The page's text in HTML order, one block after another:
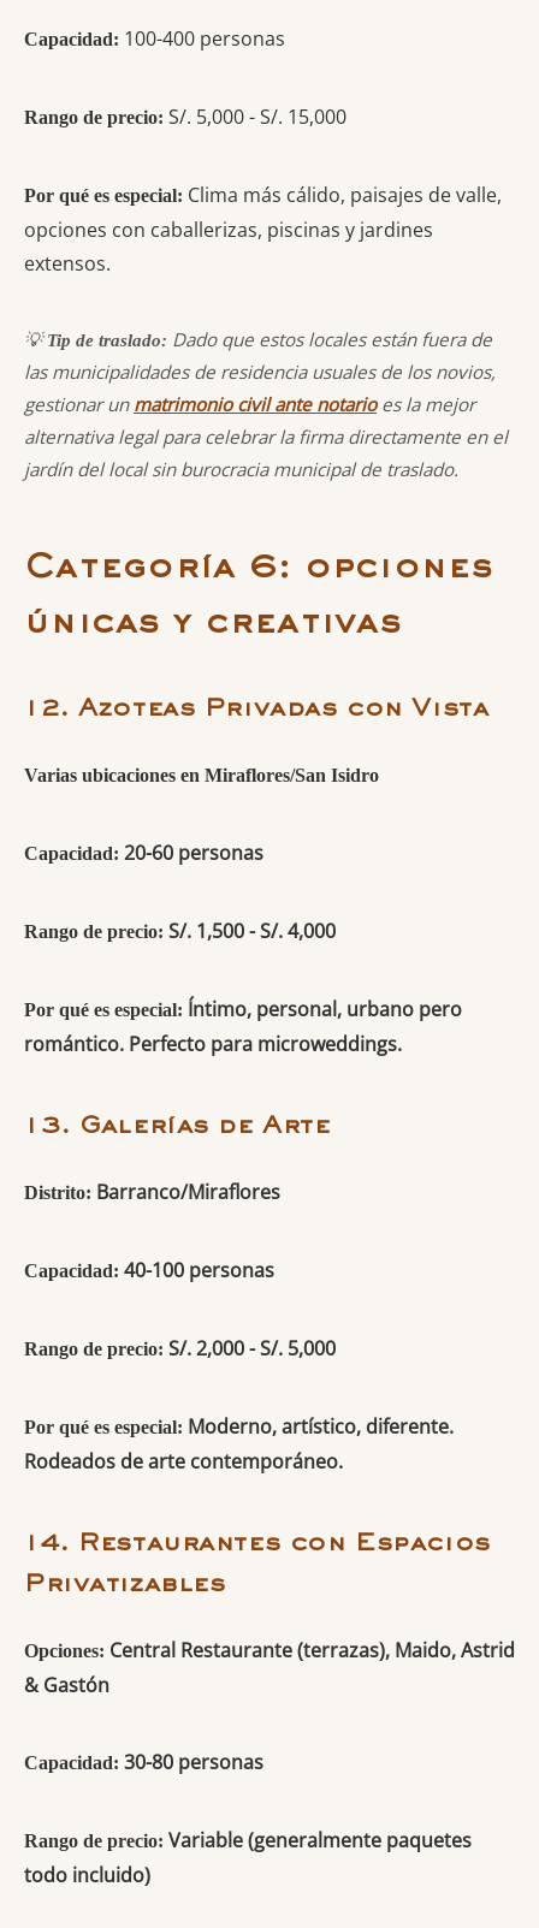
Capacidad: 100-400 personas
Rango de precio: S/. 5,000 - S/. 15,000
Por qué es especial: Clima más cálido, paisajes de valle,
opciones con caballerizas, piscinas y jardines
extensos.
💡Tip de traslado: Dado que estos locales están fuera de
las municipalidades de residencia usuales de los novios,
gestionar un matrimonio civil ante notarioes la mejor
alternativa legal para celebrar la firma directamente en el
jardín del local sin burocracia municipal de traslado.
Categoría 6: opciones
únicas y creativas
12. Azoteas Privadas con Vista
Varias ubicaciones en Miraflores/San Isidro
Capacidad: 20-60 personas
Rango de precio: S/. 1,500 - S/. 4,000
Por qué es especial: Íntimo, personal, urbano pero
romántico. Perfecto para microweddings.
13. Galerías de Arte
Distrito: Barranco/Miraflores
Capacidad: 40-100 personas
Rango de precio: S/. 2,000 - S/. 5,000
Por qué es especial: Moderno, artístico, diferente.
Rodeados de arte contemporáneo.
14. Restaurantes con Espacios
Privatizables
Opciones: Central Restaurante (terrazas), Maido, Astrid
& Gastón
Capacidad: 30-80 personas
Rango de precio: Variable (generalmente paquetes
todo incluido)